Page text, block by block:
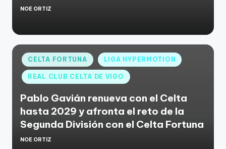
NOE ORTIZ
CELTA FORTUNA LIGA HYPERMOTION
REAL CLUB CELTA DE VIGO
Pablo Gavián renueva con el Celta
hasta 2029 y afronta el reto de la
Segunda División con el Celta Fortuna
NOE ORTIZ